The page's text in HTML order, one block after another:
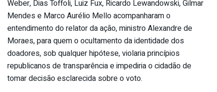
Weber, Dias Toffoli, Luiz Fux, Ricardo Lewandowski, Gilmar
Mendes e Marco Aurélio Mello acompanharam o
entendimento do relator da ação, ministro Alexandre de
Moraes, para quem o ocultamento da identidade dos
doadores, sob qualquer hipótese, violaria princípios
republicanos de transparência e impediria o cidadão de
tomar decisão esclarecida sobre o voto.